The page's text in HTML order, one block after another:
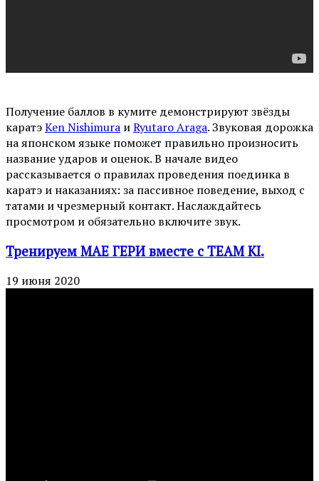
Получение баллов в кумите демонстрируют звёзды
каратэKen Nishimura иRyutaro Araga. Звуковая дорожка
на японском языке поможет правильно произносить
название ударов и оценок. В начале видео
рассказывается о правилах проведения поединка в
каратэ и наказаниях: за пассивное поведение, выход с
татами и чрезмерный контакт. Наслаждайтесь
просмотром и обязательно включите звук.
Тренируем МАЕ ГЕРИ вместе с TEAM KI.
19 июня 2020